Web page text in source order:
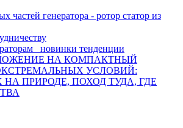
частей генератора - ротор статор из
новинки тенденции